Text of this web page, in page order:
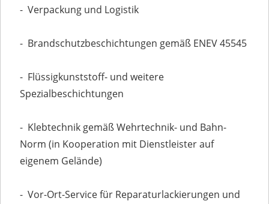
- Verpackung und Logistik
- Brandschutzbeschichtungen gemäß ENEV 45545
- Flüssigkunststoff- und weitere
Spezialbeschichtungen
- Klebtechnik gemäß Wehrtechnik- und Bahn-
Norm (in Kooperation mit Dienstleister auf
eigenem Gelände)
- Vor-Ort-Service für Reparaturlackierungen und